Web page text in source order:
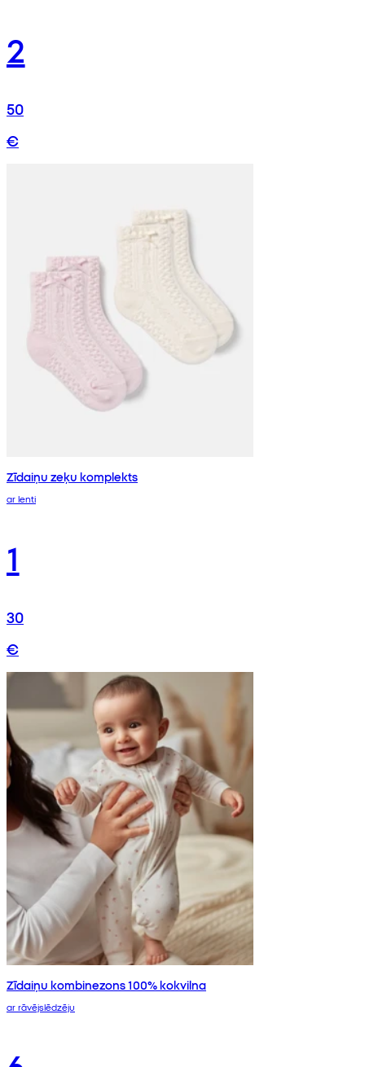
2
50
€
Zīdaiņu zeķu komplekts
ar lenti
1
30
€
Zīdaiņu kombinezons 100% kokvilna
ar rāvējslēdzēju